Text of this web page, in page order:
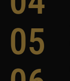
05